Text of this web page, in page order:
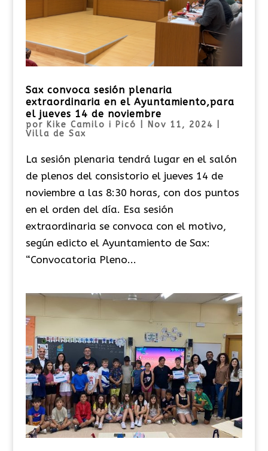
Sax convoca sesión plenaria
extraordinaria en el Ayuntamiento,para
el jueves 14 de noviembre
por Kike Camilo i Picó Nov 11, 2024
Villa de Sax
La sesión plenaria tendrá lugar en el salón
de plenos del consistorio el jueves 14 de
noviembre a las 8:30 horas, con dos puntos
en el orden del día. Esa sesión
extraordinaria se convoca con el motivo,
según edicto el Ayuntamiento de Sax:
“Convocatoria Pleno...